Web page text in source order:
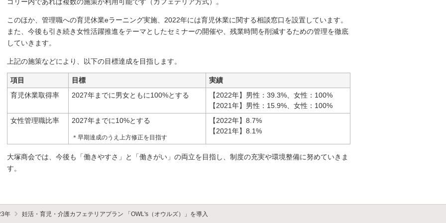
このほか、管理職への育児休業eラーニング実施、2022年には育児休業に関する相談窓口を設置しています。
また、今後も引き続き女性活躍推進をテーマとしたセミナーの開催や、残業時間を削減するための管理を徹底
していきます。
上記の施策などにより、以下の目標達成を目指します。
項目 目標
実績
育児休業取得率
2027年までに男女ともに100%とする
【2022年】男性：39.3%、女性：100%
【2021年】男性：15.9%、女性：100%
女性管理職比率
2027年までに10%とする
＊早期達成のうえ上方修正を目指す
【2022年】8.7%
【2021年】8.1%
大塚商会では、今後も「働きやすさ」と「働きがい」の両立を目指し、制度の充実や環境整備に努めていきま
す。
年 妊活・育児・介護カフェテリアプラン 「OWL's（オウルズ）」を導入